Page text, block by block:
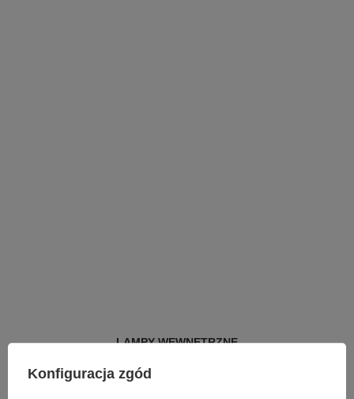
LAMPY WEWNĘTRZNE
ŻYRANDOLE
Konfiguracja zgód